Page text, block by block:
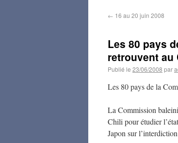
← 16 au 20 juin 2008
Les 80 pays
retrouvent au
Publié le 23/06/2008 par
Les 80 pays de la
La Commission
Chili pour étudier
Japon sur